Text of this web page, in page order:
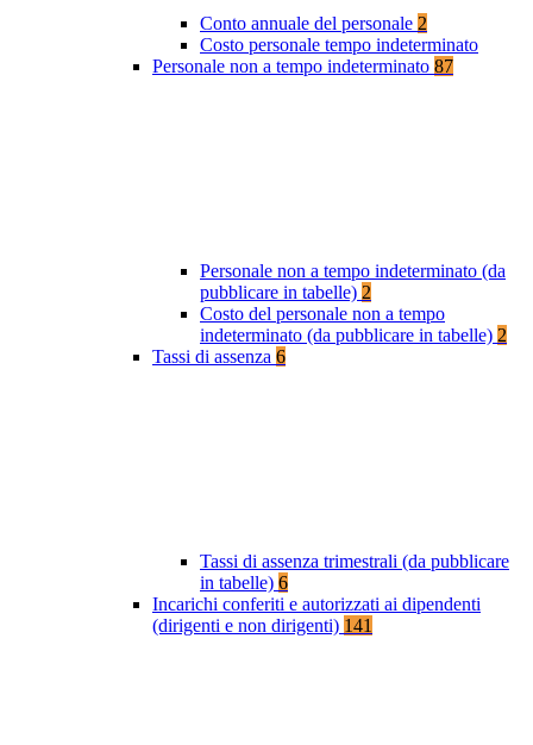
Conto annuale del personale 2
Costo personale tempo indeterminato
Personale non a tempo indeterminato 87
Personale non a tempo indeterminato (da
pubblicare in tabelle) 2
Costo del personale non a tempo
indeterminato (da pubblicare in tabelle) 2
Tassi di assenza 6
Tassi di assenza trimestrali (da pubblicare
in tabelle) 6
Incarichi conferiti e autorizzati ai dipendenti
(dirigenti e non dirigenti) 141